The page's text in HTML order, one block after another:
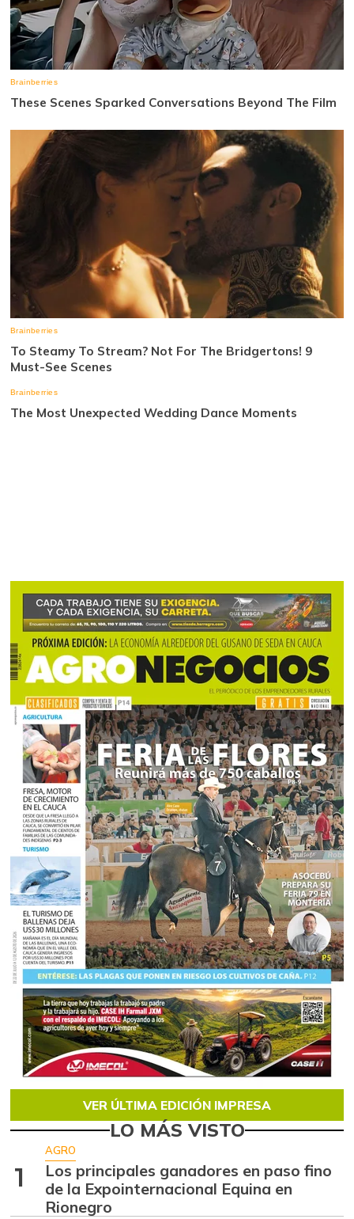
VER ÚLTIMA EDICIÓN IMPRESA
LO MÁS VISTO
1
AGRO
Los principales ganadores en paso fino
de la Expointernacional Equina en
Rionegro